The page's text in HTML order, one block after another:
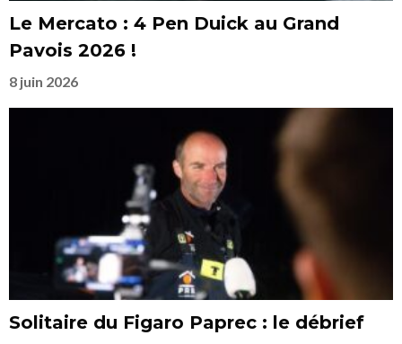
Le Mercato : 4 Pen Duick au Grand
Pavois 2026 !
8 juin 2026
Solitaire du Figaro Paprec : le débrief